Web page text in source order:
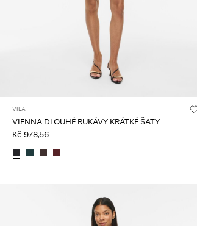
VILA
VIENNA DLOUHÉ RUKÁVY KRÁTKÉ ŠATY
Kč 978,56